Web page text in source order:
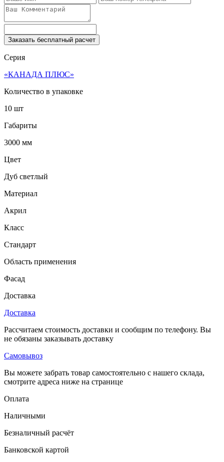
Заказать бесплатный расчет
Серия
«КАНАДА ПЛЮС»
Количество в упаковке
10 шт
Габариты
3000 мм
Цвет
Дуб светлый
Материал
Акрил
Класс
Стандарт
Область применения
Фасад
Доставка
Доставка
Рассчитаем стоимость доставки и сообщим по телефону. Вы
не обязаны заказывать доставку
Самовывоз
Вы можете забрать товар самостоятельно с нашего склада,
смотрите адреса ниже на странице
Оплата
Наличными
Безналичный расчёт
Банковской картой